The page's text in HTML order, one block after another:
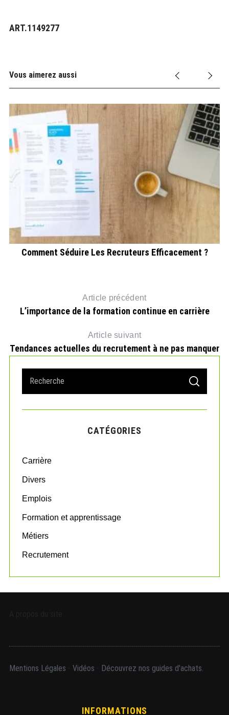
ART.1149277
Vous aimerez aussi
Comment Séduire Les Recruteurs Efficacement ?
Article précédent
L’importance de la formation continue en carrière
Article suivant
Tendances actuelles du recrutement à ne pas manquer
a
r
o
:
S
A
C
CATÉGORIES
Carrière
Divers
Emplois
Formation et apprentissage
Métiers
Recrutement
Mentions Légales Vidéos Découvrez nos guides d'achats.
INFORMATIONS